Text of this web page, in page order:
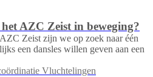
AZC Zeist in beweging?
Zeist zijn we op zoek naar één
een dansles willen geven aan een
Vluchtelingen